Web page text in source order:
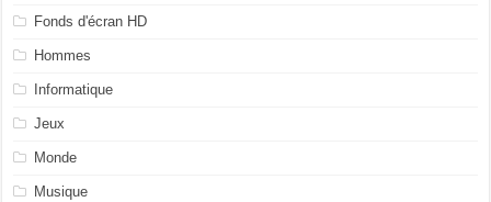
Fonds d'écran HD
Hommes
Informatique
Jeux
Monde
Musique